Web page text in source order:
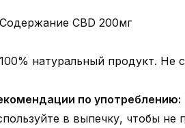
CBD 200мг
натуральный продукт.
по употреблению:
в выпечку, чтобы